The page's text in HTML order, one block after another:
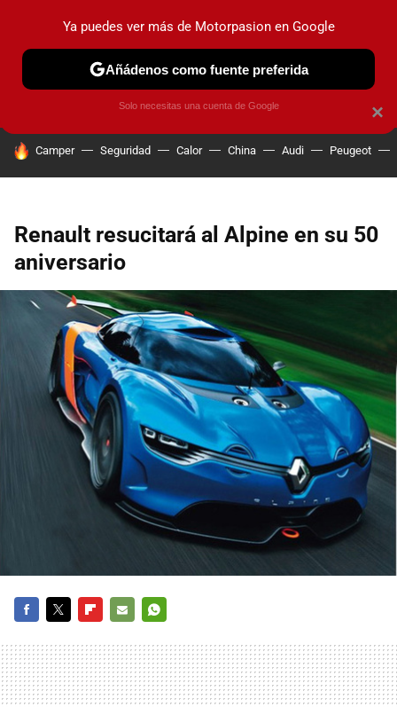
PRUEBAS COCHES ELÉCTRICOS OBSERVATORIO
HOY SE HABLA DE
Camper Seguridad Calor China Audi Peugeot
Renault resucitará al Alpine en su 50
aniversario
MAIL
×
Ya puedes ver más de Motorpasion en Google
Añádenos como fuente preferida
Solo necesitas una cuenta de Google